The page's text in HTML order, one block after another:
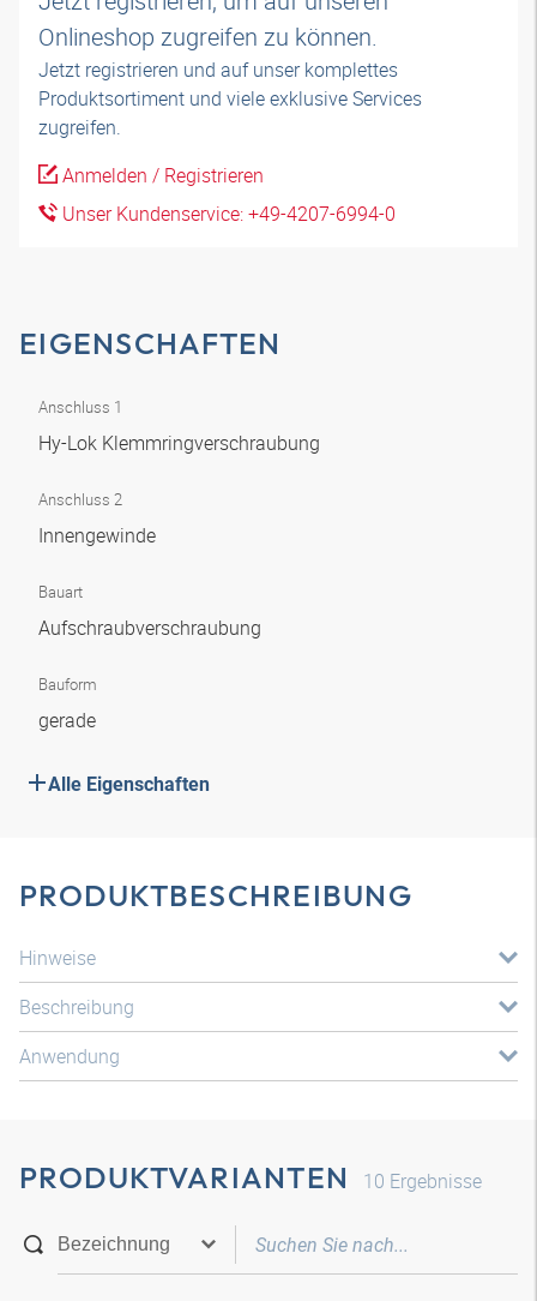
Onlineshop zugreifen zu können.
Jetzt registrieren und auf unser komplettes
Produktsortiment und viele exklusive Services
zugreifen.
Anmelden / Registrieren
Unser Kundenservice: +49-4207-6994-0
EIGENSCHAFTEN
Anschluss 1
Hy-Lok Klemmringverschraubung
Anschluss 2
Innengewinde
Bauart
Aufschraubverschraubung
Bauform
gerade
Alle Eigenschaften
PRODUKTBESCHREIBUNG
Hinweise
Beschreibung
Anwendung
PRODUKTVARIANTEN 10 Ergebnisse